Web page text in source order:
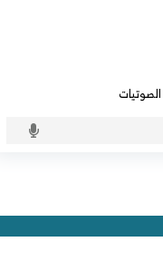
الصوتيات